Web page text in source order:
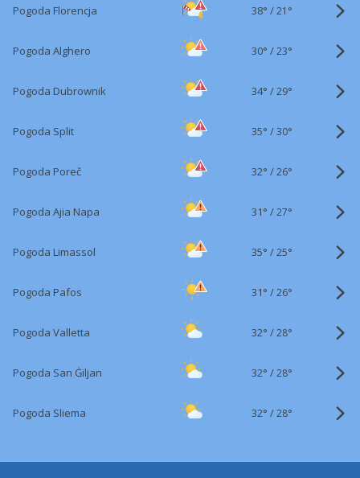
Pogoda Florencja 38° /21°
Pogoda Alghero 30° /23°
Pogoda Dubrownik 34° /29°
Pogoda Split 35° /30°
Pogoda Poreč 32° /26°
Pogoda Ajia Napa 31° /27°
Pogoda Limassol 35° /25°
Pogoda Pafos 31° /26°
Pogoda Valletta 32° /28°
Pogoda San Ġiljan 32° /28°
Pogoda Sliema 32° /28°